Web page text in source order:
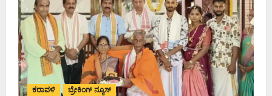
ಕರಾವಳಿ ಬ್ರೇಕಿಂಗ್ ನ್ಯೂಸ್